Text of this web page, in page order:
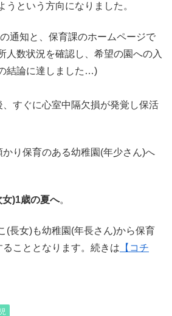
うという方向になりました。
通知と、保育課のホームページで
人数状況を確認し、希望の園への入
結論に達しました…)
、すぐに心室中隔欠損が発覚し保活
り保育のある幼稚園(年少さん)へ
)1歳の夏へ。
(長女)も幼稚園(年長さん)から保育
こととなります。続きは 【コチ